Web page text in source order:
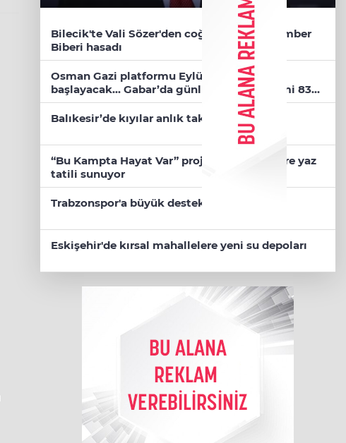
Bilecik'te Vali Sözer'den coğrafi işaretli Kamber
Biberi hasadı
Osman Gazi platformu Eylül'de göreve
başlayacak... Gabar’da günlük petrol üretimi 83
bin 200 varile ulaştı
Balıkesir’de kıyılar anlık takip ediliyor
“Bu Kampta Hayat Var” projesi özel bireylere yaz
tatili sunuyor
Trabzonspor'a büyük destek
Eskişehir'de kırsal mahallelere yeni su depoları